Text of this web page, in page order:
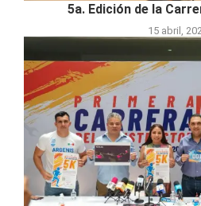
5a. Edición de la
15 abril,